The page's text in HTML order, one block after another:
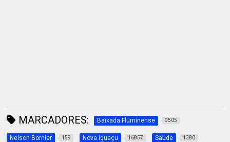
MARCADORES: Baixada Fluminense 9505
Nelson Bornier 159 Nova Iguaçu 16857 Saúde 1380